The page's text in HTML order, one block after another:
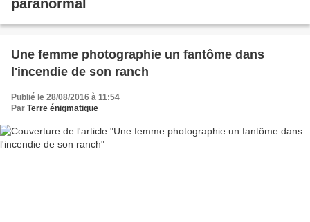
paranormal
Une femme photographie un fantôme dans
l'incendie de son ranch
Publié le 28/08/2016 à 11:54
Par Terre énigmatique